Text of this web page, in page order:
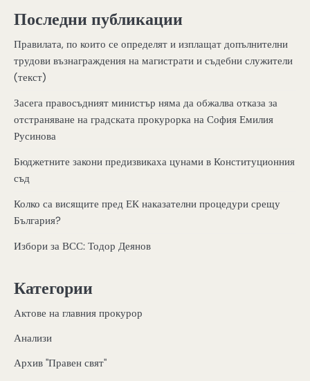
Последни публикации
Правилата, по които се определят и изплащат допълнителни
трудови възнаграждения на магистрати и съдебни служители
(текст)
Засега правосъдният министър няма да обжалва отказа за
отстраняване на градската прокурорка на София Емилия
Русинова
Бюджетните закони предизвикаха цунами в Конституционния
съд
Колко са висящите пред ЕК наказателни процедури срещу
България?
Избори за ВСС: Тодор Деянов
Категории
Актове на главния прокурор
Анализи
Архив "Правен свят"